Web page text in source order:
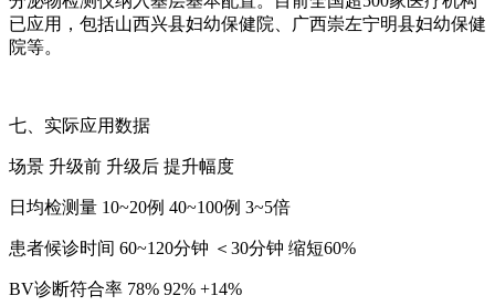
已应用，包括山西兴县妇幼保健院、广西崇左宁明县妇幼保健
院等。
七、实际应用数据
场景 升级前 升级后 提升幅度
日均检测量 10~20例 40~100例 3~5倍
患者候诊时间 60~120分钟 ＜30分钟 缩短60%
BV诊断符合率 78% 92% +14%